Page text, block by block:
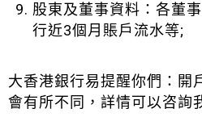
股東及董事資料：各董
行近3個月賬戶流水等;
大香港銀行易提醒你們：開
會有所不同，詳情可以咨詢